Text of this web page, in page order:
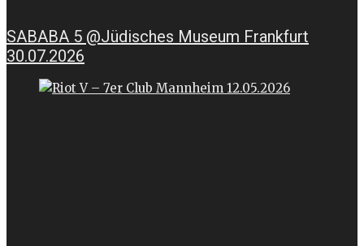
SABABA 5 @Jüdisches Museum Frankfurt
30.07.2026